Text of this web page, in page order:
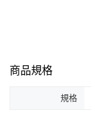
商品規格
規格